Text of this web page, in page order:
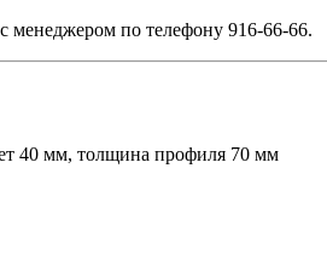
менеджером по телефону 916-66-66.
40 мм, толщина профиля 70 мм